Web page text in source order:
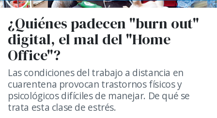
¿Quiénes padecen "burn out"
digital, el mal del "Home
Office"?
Las condiciones del trabajo a distancia en
cuarentena provocan trastornos físicos y
psicológicos difíciles de manejar. De qué se
trata esta clase de estrés.